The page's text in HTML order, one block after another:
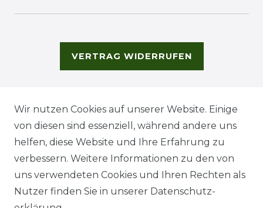
VERTRAG WIDERRUFEN
Wir nutzen Cookies auf unserer Website. Einige
von diesen sind essenziell, während andere uns
helfen, diese Website und Ihre Erfahrung zu
verbessern. Weitere Informationen zu den von
uns verwendeten Cookies und Ihren Rechten als
Nutzer finden Sie in unserer Daten­schutz­